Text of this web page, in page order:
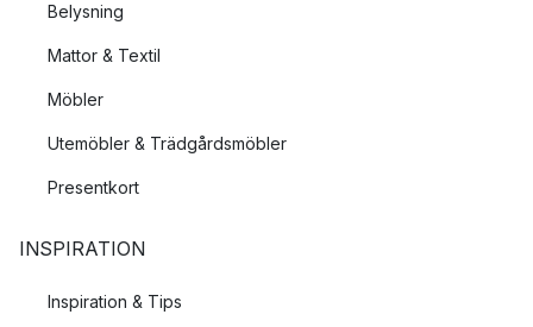
Belysning
Mattor & Textil
Möbler
Utemöbler & Trädgårdsmöbler
Presentkort
INSPIRATION
Inspiration & Tips